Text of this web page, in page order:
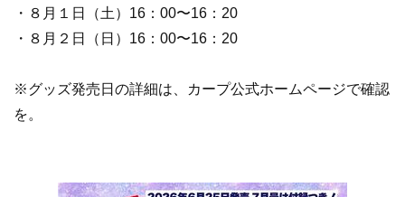
・８月１日（土）16：00〜16：20
・８月２日（日）16：00〜16：20
※グッズ発売日の詳細は、カープ公式ホームページで確認
を。